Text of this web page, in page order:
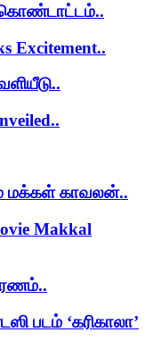
கொண்டாட்டம்..
Excitement..
மக்கள் காவலன்..
Makkal
படம் ‘கரிகாலா’